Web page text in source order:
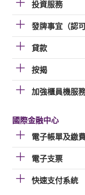
投資服務
發牌事宜（認
貸款
按揭
加強櫃員機服
國際金融中心
電子帳單及繳
電子支票
快速支付系統